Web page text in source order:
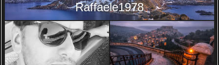
Raffaele1978